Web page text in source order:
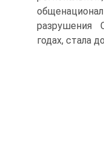
разрушения
годах, стала